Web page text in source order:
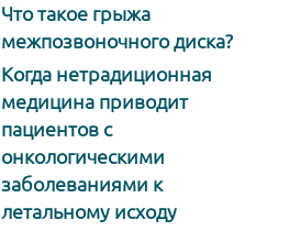
Что такое грыжа
межпозвоночного диска?
Когда нетрадиционная
медицина приводит
пациентов с
онкологическими
заболеваниями к
летальному исходу